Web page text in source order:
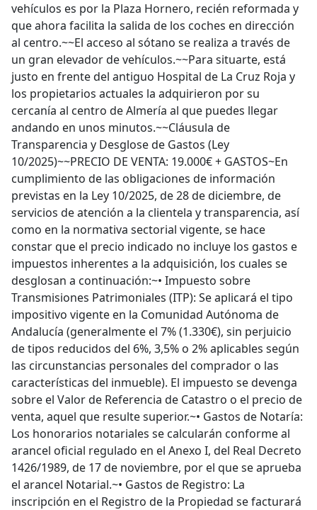
vehículos es por la Plaza Hornero, recién reformada y
que ahora facilita la salida de los coches en dirección
al centro.~~El acceso al sótano se realiza a través de
un gran elevador de vehículos.~~Para situarte, está
justo en frente del antiguo Hospital de La Cruz Roja y
los propietarios actuales la adquirieron por su
cercanía al centro de Almería al que puedes llegar
andando en unos minutos.~~Cláusula de
Transparencia y Desglose de Gastos (Ley
10/2025)~~PRECIO DE VENTA: 19.000€ + GASTOS~En
cumplimiento de las obligaciones de información
previstas en la Ley 10/2025, de 28 de diciembre, de
servicios de atención a la clientela y transparencia, así
como en la normativa sectorial vigente, se hace
constar que el precio indicado no incluye los gastos e
impuestos inherentes a la adquisición, los cuales se
desglosan a continuación:~• Impuesto sobre
Transmisiones Patrimoniales (ITP): Se aplicará el tipo
impositivo vigente en la Comunidad Autónoma de
Andalucía (generalmente el 7% (1.330€), sin perjuicio
de tipos reducidos del 6%, 3,5% o 2% aplicables según
las circunstancias personales del comprador o las
características del inmueble). El impuesto se devenga
sobre el Valor de Referencia de Catastro o el precio de
venta, aquel que resulte superior.~• Gastos de Notaría:
Los honorarios notariales se calcularán conforme al
arancel oficial regulado en el Anexo I, del Real Decreto
1426/1989, de 17 de noviembre, por el que se aprueba
el arancel Notarial.~• Gastos de Registro: La
inscripción en el Registro de la Propiedad se facturará